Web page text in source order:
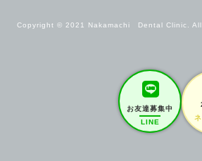
お友達募集中
LINE
Copyright © 2021 Nakamachi Dental Clinic. All